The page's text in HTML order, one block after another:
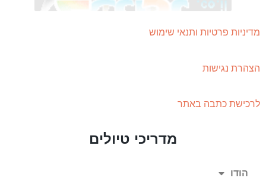
מדיניות פרטיות ותנאי שימוש
הצהרת נגישות
לרכישת כתבה באתר
מדריכי טיולים
הודו